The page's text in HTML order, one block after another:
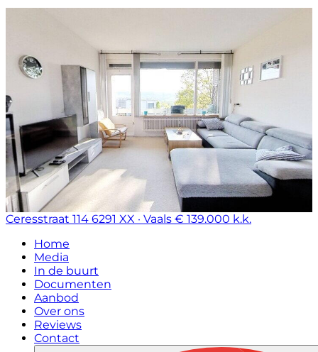
Ceresstraat 114 6291 XX · Vaals € 139.000 k.k.
Home
Media
In de buurt
Documenten
Aanbod
Over ons
Reviews
Contact